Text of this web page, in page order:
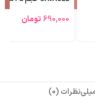
690,000 تومان
نظرات (0)